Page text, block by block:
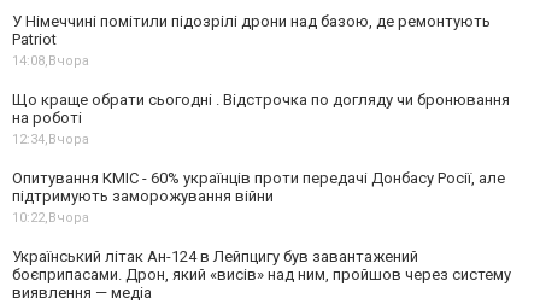
У Німеччині помітили підозрілі дрони над базою, де ремонтують
Patriot
14:08, Вчора
Що краще обрати сьогодні . Відстрочка по догляду чи бронювання
на роботі
12:34, Вчора
Опитування КМІС - 60% українців проти передачі Донбасу Росії, але
підтримують заморожування війни
10:22, Вчора
Український літак Ан-124 в Лейпцигу був завантажений
боєприпасами. Дрон, який «висів» над ним, пройшов через систему
виявлення — медіа